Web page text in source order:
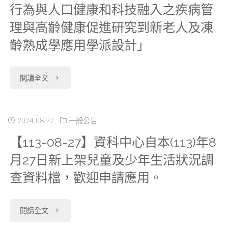
上
午
停
務"
庫，
申
應
用"
件
如
展
需
求，
請
資
增
開
放
申
112
年
死
因
檔
年
9
24
起
「協
作
分
析
下
半
度
生
福
利
統
行為與人口健康和科技融入之疾病管
理與高齡健康促進研究到新老人及凍
齡熟成學應用學派設計」
閱讀全文 "【113-
29】
國
衛
院
專
2024-08-27 一般公告
【113-08-27】資科中心自本(113)年8
月27日新上架兒童及少年生活狀況調
查資料檔，歡迎申請應用。
閱讀全文 "【113-